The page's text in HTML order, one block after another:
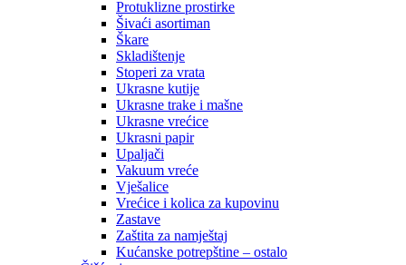
Protuklizne prostirke
Šivaći asortiman
Škare
Skladištenje
Stoperi za vrata
Ukrasne kutije
Ukrasne trake i mašne
Ukrasne vrećice
Ukrasni papir
Upaljači
Vakuum vreće
Vješalice
Vrećice i kolica za kupovinu
Zastave
Zaštita za namještaj
Kućanske potrepštine – ostalo